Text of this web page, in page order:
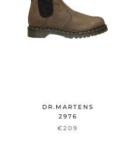
DR.MARTENS
2976
€209